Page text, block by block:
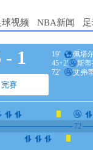
球视频 NBA新闻
- 1
完赛
19'
佩塔
45+2'
斯蒂
72'
艾弗
72